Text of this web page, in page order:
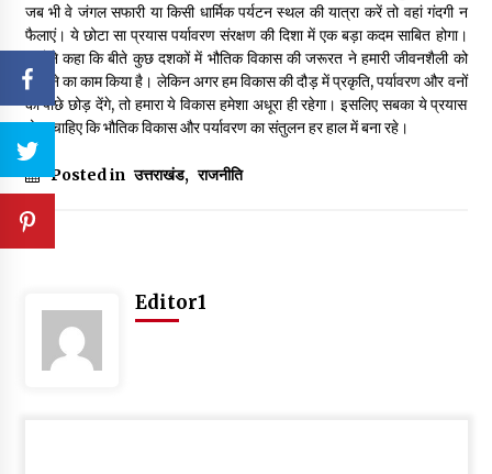
जब भी वे जंगल सफारी या किसी धार्मिक पर्यटन स्थल की यात्रा करें तो वहां गंदगी न
फैलाएं। ये छोटा सा प्रयास पर्यावरण संरक्षण की दिशा में एक बड़ा कदम साबित होगा।
उन्होंने कहा कि बीते कुछ दशकों में भौतिक विकास की जरूरत ने हमारी जीवनशैली को
बदलने का काम किया है। लेकिन अगर हम विकास की दौड़ में प्रकृति, पर्यावरण और वनों
को पीछे छोड़ देंगे, तो हमारा ये विकास हमेशा अधूरा ही रहेगा। इसलिए सबका ये प्रयास
होना चाहिए कि भौतिक विकास और पर्यावरण का संतुलन हर हाल में बना रहे।
Posted in उत्तराखंड, राजनीति
Editor1